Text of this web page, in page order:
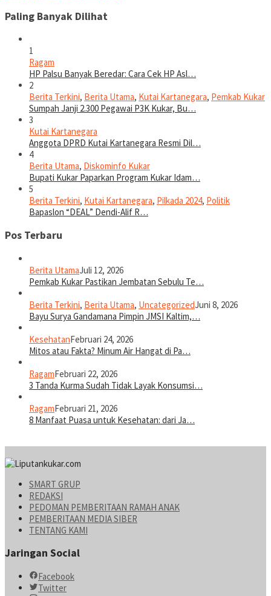
Paling Banyak Dilihat
1
Ragam
HP Palsu Banyak Beredar: Cara Cek HP Asl…
2
Berita Terkini, Berita Utama, Kutai Kartanegara, Pemkab Kukar
Sumpah Janji 2.300 Pegawai P3K Kukar, Bu…
3
Kutai Kartanegara
Anggota DPRD Kutai Kartanegara Resmi Dil…
4
Berita Utama, Diskominfo Kukar
Bupati Kukar Paparkan Program Kukar Idam…
5
Berita Terkini, Kutai Kartanegara, Pilkada 2024, Politik
Bapaslon “DEAL” Dendi-Alif R…
Pos Terbaru
Berita UtamaJuli 12, 2026
Pemkab Kukar Pastikan Jembatan Sebulu Te…
Berita Terkini, Berita Utama, UncategorizedJuni 8, 2026
Bayu Surya Gandamana Pimpin JMSI Kaltim,…
KesehatanFebruari 24, 2026
Mitos atau Fakta? Minum Air Hangat di Pa…
RagamFebruari 22, 2026
3 Tanda Kurma Sudah Tidak Layak Konsumsi…
RagamFebruari 21, 2026
8 Manfaat Puasa untuk Kesehatan: dari Ja…
SMART GRUP
REDAKSI
PEDOMAN PEMBERITAAN RAMAH ANAK
PEMBERITAAN MEDIA SIBER
TENTANG KAMI
Jaringan Social
Facebook
Twitter